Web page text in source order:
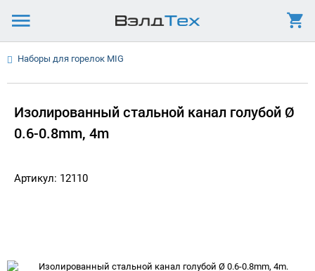
Наборы для горелок MIG
Изолированный стальной канал голубой Ø
0.6-0.8mm, 4m
Артикул: 12110